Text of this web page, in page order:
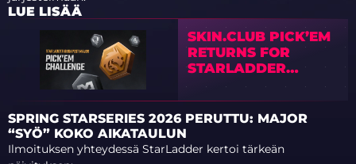
LUE LISÄÄ
SKIN.CLUB PICK’EM
RETURNS FOR
STARLADDER
BUDAPEST MAJOR
2025
SPRING STARSERIES 2026 PERUTTU: MAJOR
“SYÖ” KOKO AIKATAULUN
Ilmoituksen yhteydessä StarLadder kertoi tärkeän